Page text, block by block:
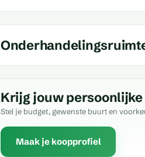
Krijg jouw persoonlijke
Stel je budget, gewenste buurt en
Maak je koopprofiel